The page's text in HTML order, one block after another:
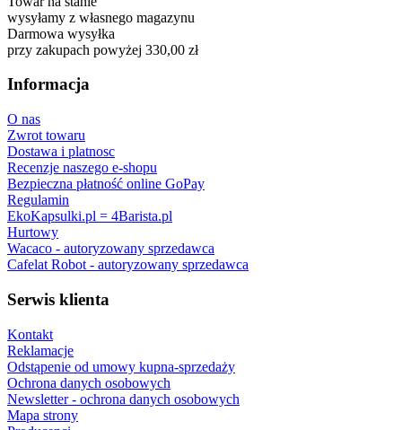
wysyłamy z własnego magazynu
Darmowa wysyłka
przy zakupach powyżej 330,00 zł
Informacja
O nas
Zwrot towaru
Dostawa i platnosc
Recenzje naszego e-shopu
Bezpieczna płatność online GoPay
Regulamin
EkoKapsulki.pl = 4Barista.pl
Hurtowy
Wacaco - autoryzowany sprzedawca
Cafelat Robot - autoryzowany sprzedawca
Serwis klienta
Kontakt
Reklamacje
Odstąpenie od umowy kupna-sprzedaży
Ochrona danych osobowych
Newsletter - ochrona danych osobowych
Mapa strony